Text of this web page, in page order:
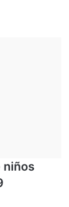
niños